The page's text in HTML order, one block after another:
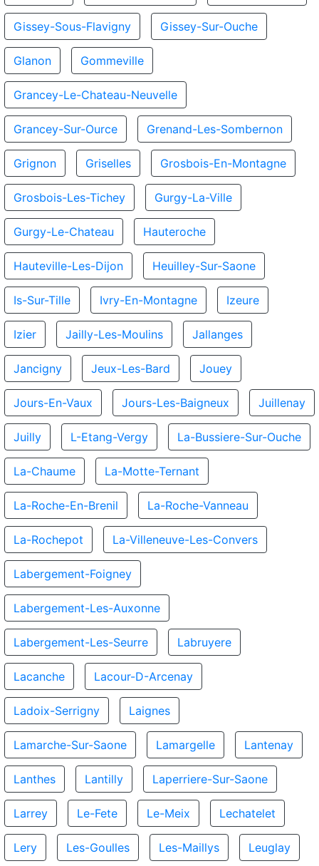
Gissey-Sous-Flavigny Gissey-Sur-Ouche
Glanon Gommeville
Grancey-Le-Chateau-Neuvelle
Grancey-Sur-Ource Grenand-Les-Sombernon
Grignon Griselles Grosbois-En-Montagne
Grosbois-Les-Tichey Gurgy-La-Ville
Gurgy-Le-Chateau Hauteroche
Hauteville-Les-Dijon Heuilley-Sur-Saone
Is-Sur-Tille Ivry-En-Montagne Izeure
Izier Jailly-Les-Moulins Jallanges
Jancigny Jeux-Les-Bard Jouey
Jours-En-Vaux Jours-Les-Baigneux Juillenay
Juilly L-Etang-Vergy La-Bussiere-Sur-Ouche
La-Chaume La-Motte-Ternant
La-Roche-En-Brenil La-Roche-Vanneau
La-Rochepot La-Villeneuve-Les-Convers
Labergement-Foigney
Labergement-Les-Auxonne
Labergement-Les-Seurre Labruyere
Lacanche Lacour-D-Arcenay
Ladoix-Serrigny Laignes
Lamarche-Sur-Saone Lamargelle Lantenay
Lanthes Lantilly Laperriere-Sur-Saone
Larrey Le-Fete Le-Meix Lechatelet
Lery Les-Goulles Les-Maillys Leuglay